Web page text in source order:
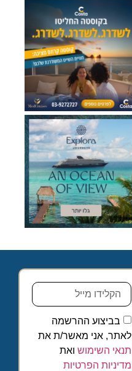
בביצוע ההרשמה
לאתר, אני מאשר/ת את
תנאי השימוש ואת
מדיניות הפרטיות